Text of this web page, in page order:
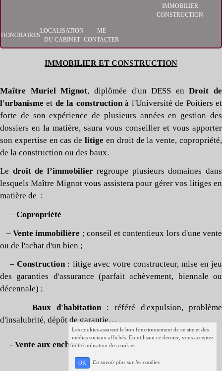
IMMOBILIER
CONSTRUCTION
HONORAIRES
LOCALISATION
DU CABINET
ME
CONTACTER
IMMOBILIER ET CONSTRUCTION
Maître Muriel Mignot, diplômée d'un DESS enDroit de
l'urbanisme et de la constructionà l'Université de Poitiers et
forte de son expérience de plusieurs années en gestion des
dossiers en la matière, saura vous conseiller et vous apporter
son expertise en cas delitige en droit de la vente, copropriété,
de la construction ou des baux.
Le droit de l’immobilierregroupe plusieurs domaines dans
lesquels Maître Mignot vous assistera pour gérer vos litiges en
matière de :
– Copropriété
– Vente immobilière ; conseil et contentieux lors d'une vente
ou de l'achat d'un bien ;
–Construction: litige avec votre constructeur, mise en jeu
des garanties d'assurance (parfait achèvement, biennale ou
décennale) ;
– Baux d'habitation: référé d'expulsion, problème
d'insalubrité, dépôt de garantie…
- Vente aux enchères
Les cookies assurent le bon fonctionnement de ce site et des
médias sociaux affichés. En utilisant ce dernier, vous acceptez
notre utilisation des cookies.
OK En savoir plus sur les cookies